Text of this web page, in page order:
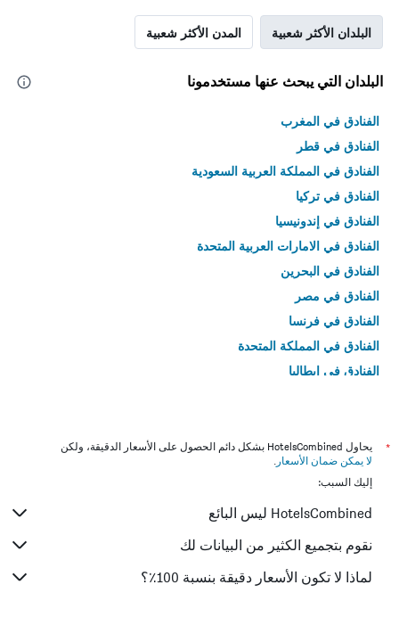
البلدان الأكثر شعبية المدن الأكثر شعبية
البلدان التي يبحث عنها مستخدمونا
الفنادق في المغرب
الفنادق في قطر
الفنادق في المملكة العربية السعودية
الفنادق في تركيا
الفنادق في إندونيسيا
الفنادق في الامارات العربية المتحدة
الفنادق في البحرين
الفنادق في مصر
الفنادق في فرنسا
الفنادق في المملكة المتحدة
الفنادق في إيطاليا
*
يحاول HotelsCombined بشكل دائم الحصول على الأسعار الدقيقة، ولكن
لا يمكن ضمان الأسعار .
إليك السبب:
HotelsCombined ليس البائع
نقوم بتجميع الكثير من البيانات لك
لماذا لا تكون الأسعار دقيقة بنسبة 100٪؟